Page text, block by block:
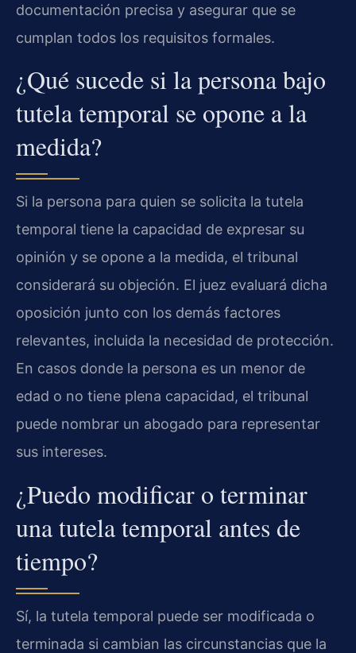
documentación precisa y asegurar que se
cumplan todos los requisitos formales.
¿Qué sucede si la persona bajo
tutela temporal se opone a la
medida?
Si la persona para quien se solicita la tutela
temporal tiene la capacidad de expresar su
opinión y se opone a la medida, el tribunal
considerará su objeción. El juez evaluará dicha
oposición junto con los demás factores
relevantes, incluida la necesidad de protección.
En casos donde la persona es un menor de
edad o no tiene plena capacidad, el tribunal
puede nombrar un abogado para representar
sus intereses.
¿Puedo modificar o terminar
una tutela temporal antes de
tiempo?
Sí, la tutela temporal puede ser modificada o
terminada si cambian las circunstancias que la